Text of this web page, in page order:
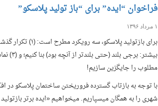
فراخوان “ایده” برای “باز تولید پلاسکو”
۱ مرداد ۱۳۹۶
بیشتر:
مطلوب را جایگزین سازیم!
با توجه به بازتاب گسترده فروریختن ساختمان پلاسکو در
شهری را به همگان میسپاریم. می­خواهیم «ایده برتر